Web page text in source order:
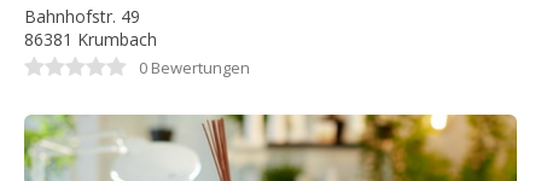
Bahnhofstr. 49
86381 Krumbach
0 Bewertungen